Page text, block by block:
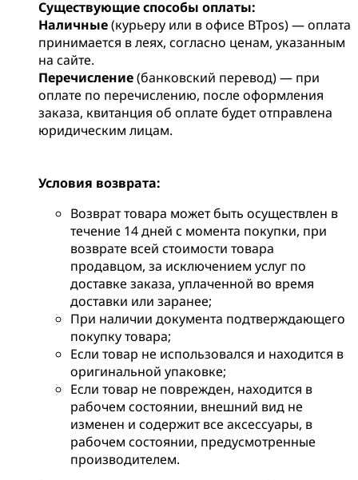
Существующие способы оплаты:
Наличные(курьеру или в офисе BTpos) — оплата
принимается в леях, согласно ценам, указанным
на сайте.
Перечисление(банковский перевод) — при
оплате по перечислению, после оформления
заказа, квитанция об оплате будет отправлена
юридическим лицам.
Условия возврата:
Возврат товара может быть осуществлен в
течение 14 дней с момента покупки, при
возврате всей стоимости товара
продавцом, за исключением услуг по
доставке заказа, уплаченной во время
доставки или заранее;
При наличии документа подтверждающего
покупку товара;
Если товар не использовался и находится в
оригинальной упаковке;
Если товар не поврежден, находится в
рабочем состоянии, внешний вид не
изменен и содержит все аксессуары, в
рабочем состоянии, предусмотренные
производителем.